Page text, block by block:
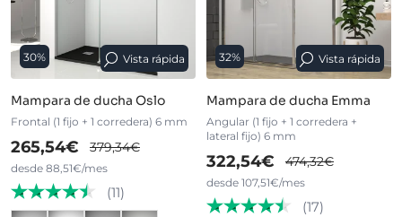
30% Vista rápida
Mampara de ducha Oslo
Frontal (1 fijo + 1 corredera) 6 mm
265,54€ 379,34€
desde 88,51€/mes
(11)
32% Vista rápida
Mampara de ducha Emma
Angular (1 fijo + 1 corredera +
lateral fijo) 6 mm
322,54€ 474,32€
desde 107,51€/mes
(17)